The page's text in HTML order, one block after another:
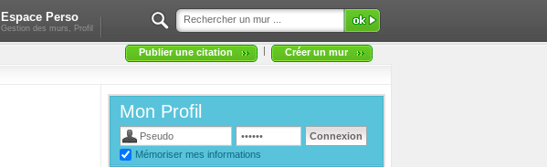
Espace Perso
Gestion des murs, Profil
Publier une citation | Créer un mur
Mon Profil
Mémoriser mes informations